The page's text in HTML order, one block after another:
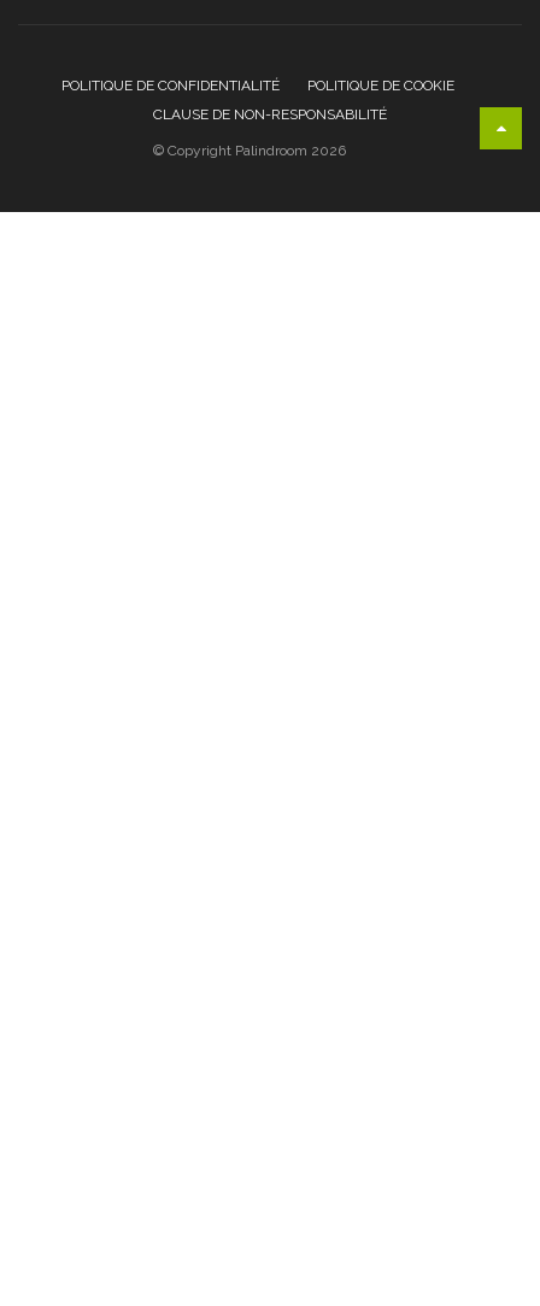
POLITIQUE DE CONFIDENTIALITÉ
POLITIQUE DE COOKIE
CLAUSE DE NON-RESPONSABILITÉ
© Copyright Palindroom 2026